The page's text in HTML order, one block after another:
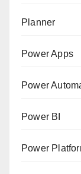
Planner
Power Apps
Power
Power BI
Power